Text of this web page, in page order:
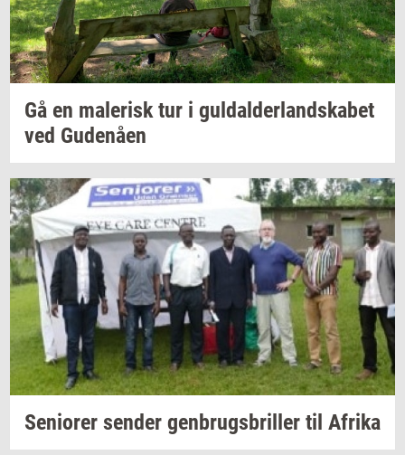
Gå en ma­le­risktur i gul­dal­der­land­ska­bet
ved Gu­denå­en
Se­ni­o­rer sen­der gen­brugs­bril­ler til Afri­ka